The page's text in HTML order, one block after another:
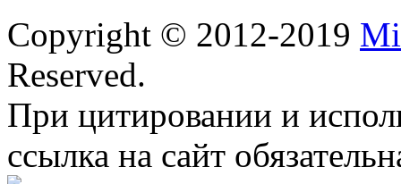
Copyright © 2012-2019
Reserved.
При цитировании и
ссылка на сайт